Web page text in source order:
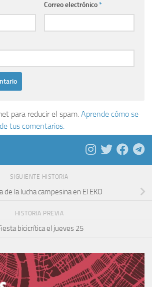
Correo electrónico*
para reducir el spam. Aprende cómo se
tus comentarios.
SIGUIENTE HISTORIA
de la lucha campesina en El EKO
HISTORIA PREVIA
bicicrítica el jueves 25